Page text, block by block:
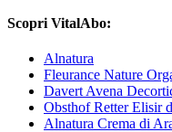
Scopri VitalAbo:
Alnatura
Fleurance Nature
Davert Avena
Obsthof Retter Elisir
Alnatura Crema di